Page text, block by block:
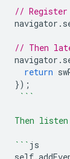
// Register
navigator .
// Then
navigator .
return
});
```
Then
``` js